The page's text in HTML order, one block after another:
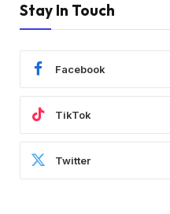
Stay In Touch
Facebook
TikTok
Twitter